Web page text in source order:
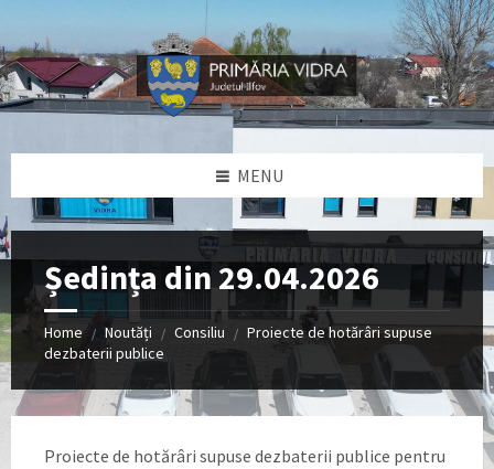
content
left
sidebar
right
sidebar
footer
MENU
Ședința din 29.04.2026
Home / Noutăți / Consiliu / Proiecte de hotărâri supuse
dezbaterii publice
Proiecte de hotărâri supuse dezbaterii publice pentru